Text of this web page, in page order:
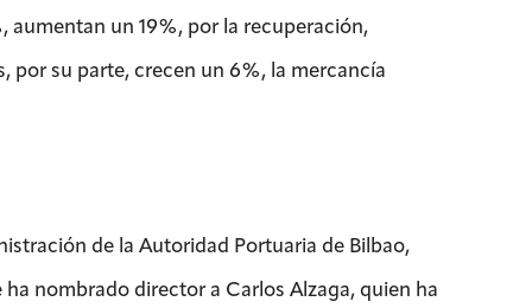
aumentan un 19%, por la recuperación,
por su parte, crecen un 6%, la mercancía
de la Autoridad Portuaria de Bilbao,
nombrado director a Carlos Alzaga, quien ha